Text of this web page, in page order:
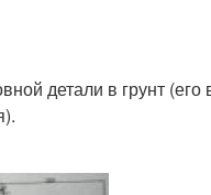
детали в грунт (его